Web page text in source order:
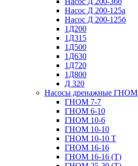
Насос Д 200-125а
Насос Д 200-125б
1Д200
1Д315
1Д500
1Д630
1Д720
1Д800
Д 320
Насосы дренажные ГНОМ
ГНОМ 7-7
ГНОМ 6-10
ГНОМ 10-6
ГНОМ 10-10
ГНОМ 10-10 Т
ГНОМ 16-16
ГНОМ 16-16 (Т)